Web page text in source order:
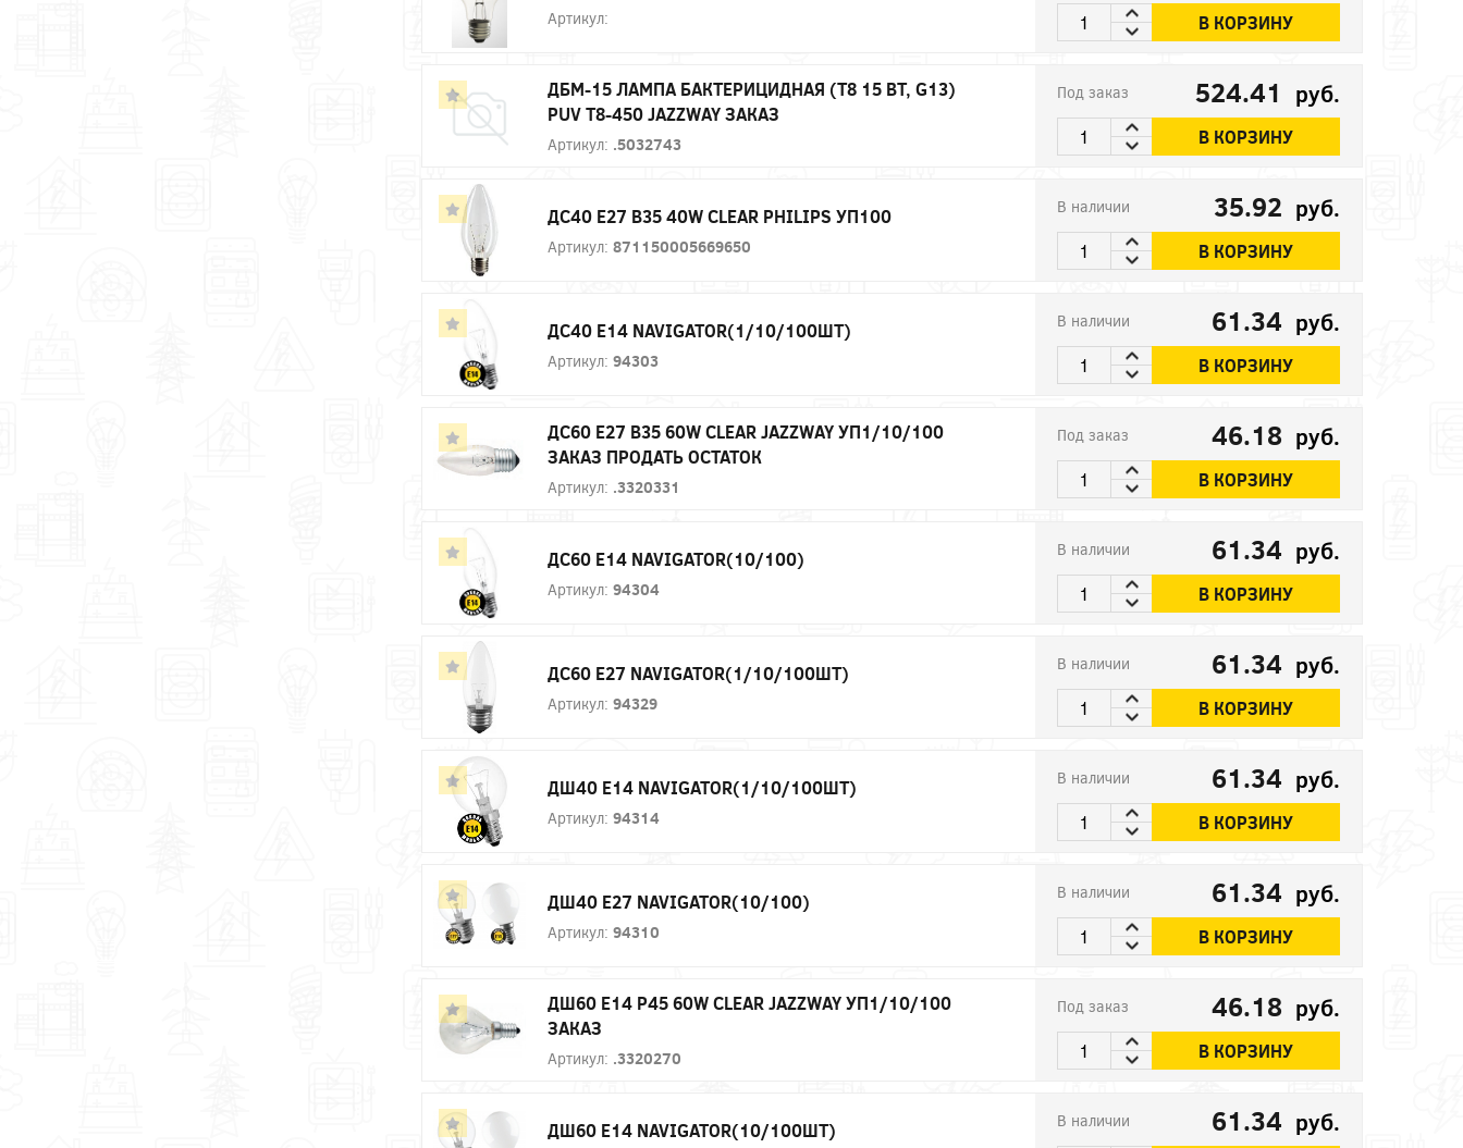
Артикул: В КОРЗИНУ
ДБМ-15 ЛАМПА БАКТЕРИЦИДНАЯ (T8 15 ВТ, G13)
PUV T8-450 JAZZWAY ЗАКАЗ
Артикул: .5032743
Под заказ 524.41 руб.
В КОРЗИНУ
ДС40 E27 B35 40W CLEAR PHILIPS УП100
Артикул: 871150005669650
В наличии 35.92 руб.
В КОРЗИНУ
ДС40 Е14 NAVIGATOR(1/10/100ШТ)
Артикул: 94303
В наличии 61.34 руб.
В КОРЗИНУ
ДС60 E27 B35 60W CLEAR JAZZWAY УП1/10/100
ЗАКАЗ ПРОДАТЬ ОСТАТОК
Артикул: .3320331
Под заказ 46.18 руб.
В КОРЗИНУ
ДС60 Е14 NAVIGATOR(10/100)
Артикул: 94304
В наличии 61.34 руб.
В КОРЗИНУ
ДС60 Е27 NAVIGATOR(1/10/100ШТ)
Артикул: 94329
В наличии 61.34 руб.
В КОРЗИНУ
ДШ40 Е14 NAVIGATOR(1/10/100ШТ)
Артикул: 94314
В наличии 61.34 руб.
В КОРЗИНУ
ДШ40 Е27 NAVIGATOR(10/100)
Артикул: 94310
В наличии 61.34 руб.
В КОРЗИНУ
ДШ60 E14 P45 60W CLEAR JAZZWAY УП1/10/100
ЗАКАЗ
Артикул: .3320270
Под заказ 46.18 руб.
В КОРЗИНУ
ДШ60 Е14 NAVIGATOR(10/100ШТ) В наличии 61.34 руб.